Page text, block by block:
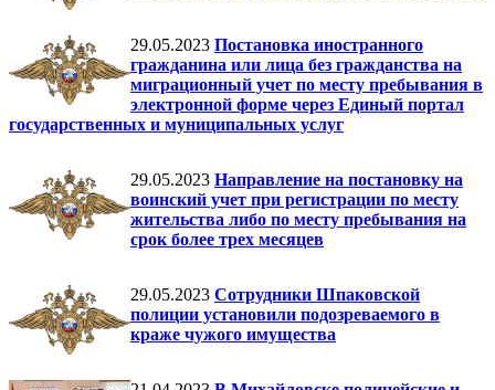
29.05.2023 Постановка иностранного
гражданина или лица без гражданства на
миграционный учет по месту пребывания в
электронной форме через Единый портал
государственных и муниципальных услуг
29.05.2023 Направление на постановку на
воинский учет при регистрации по месту
жительства либо по месту пребывания на
срок более трех месяцев
29.05.2023 Сотрудники Шпаковской
полиции установили подозреваемого в
краже чужого имущества